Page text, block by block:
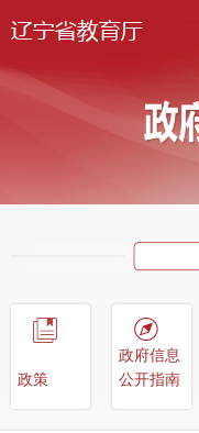
政策
政府信息
公开指南